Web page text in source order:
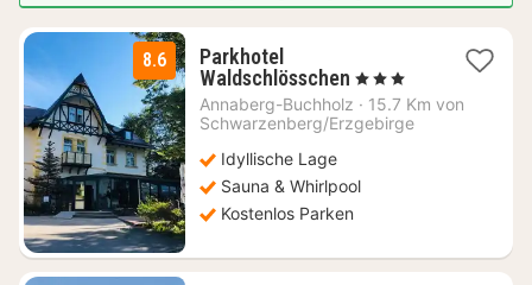
8.6
Parkhotel
Waldschlösschen 3
Nächte
ab
90
, 3 Sterne
Annaberg-Buchholz · 15.7 Km von
Schwarzenberg/Erzgebirge
Idyllische Lage
Sauna & Whirlpool
Kostenlos Parken